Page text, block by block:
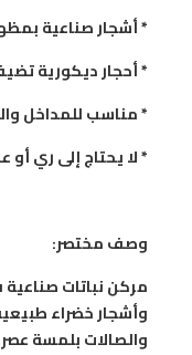
* أشجار صناعية
* أحجار ديكورية
* مناسب للمداخل
* لا يحتاج إلى ري
وصف مختصر:
مركن نباتات
وأشجار خضراء
والصالات بلمسة